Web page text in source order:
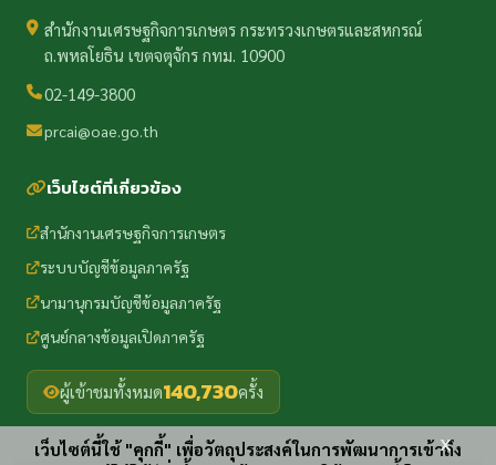
สำนักงานเศรษฐกิจการเกษตร กระทรวงเกษตรและสหกรณ์
ถ.พหลโยธิน เขตจตุจักร กทม. 10900
02-149-3800
prcai@oae.go.th
เว็บไซต์ที่เกี่ยวข้อง
สำนักงานเศรษฐกิจการเกษตร
ระบบบัญชีข้อมูลภาครัฐ
นามานุกรมบัญชีข้อมูลภาครัฐ
ศูนย์กลางข้อมูลเปิดภาครัฐ
ผู้เข้าชมทั้งหมด140,730ครั้ง
เว็บไซต์นี้ใช้ "คุกกี้" เพื่อวัตถุประสงค์ในการพัฒนาการเข้าถึง
x